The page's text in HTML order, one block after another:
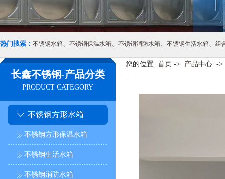
热门搜索： 不锈钢水箱、 不锈钢保温水箱、 不锈钢消防水箱、 不锈钢生活水箱、 组
长鑫不锈钢-产品分类
PRODUCT CATEGORY
不锈钢方形水箱
不锈钢方形保温水箱
不锈钢生活水箱
不锈钢消防水箱
您的位置: 首页 -> 产品中心 ->